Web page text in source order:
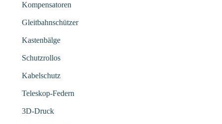
Kompensatoren
Gleitbahnschützer
Kastenbälge
Schutzrollos
Kabelschutz
Teleskop-Federn
3D-Druck